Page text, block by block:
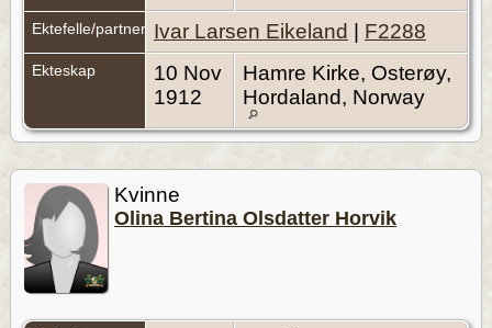
Ektefelle/partner Ivar Larsen Eikeland F2288
Ekteskap
10 Nov
1912
Hamre Kirke, Osterøy,
Hordaland, Norway
Kvinne
Olina Bertina Olsdatter Horvik